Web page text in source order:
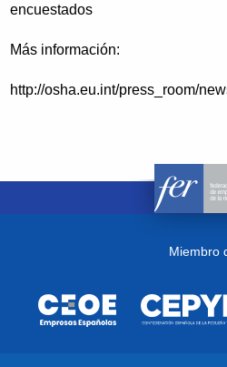
encuestados
Más información:
http://osha.eu.int/press_room/
Miembro